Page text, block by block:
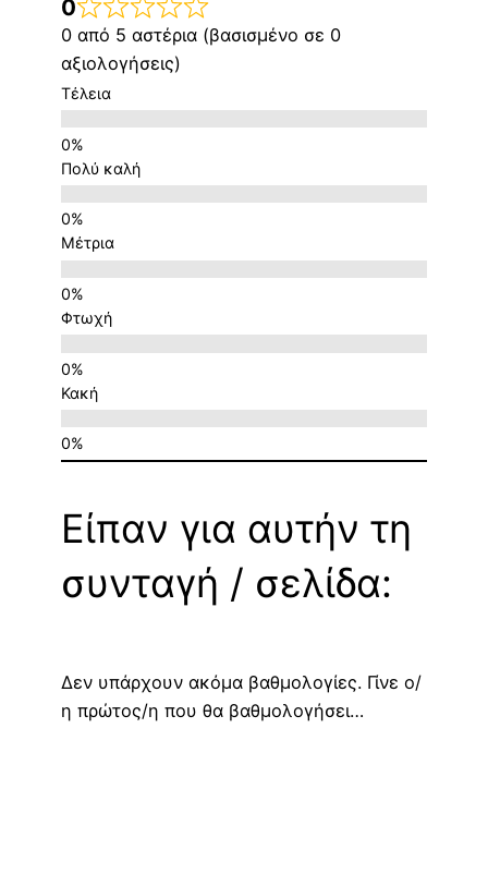
0
0 από 5 αστέρια (βασισμένο σε 0
αξιολογήσεις)
Τέλεια
Πολύ καλή
Μέτρια
Φτωχή
Κακή
Είπαν για αυτήν τη
συνταγή / σελίδα:
Δεν υπάρχουν ακόμα βαθμολογίες. Γίνε ο/
η πρώτος/η που θα βαθμολογήσει…